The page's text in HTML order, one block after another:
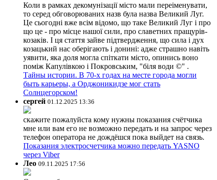
Коли в рамках декомунізації місто мали переіменувати,
то серед обговорюваних назв була назва Великий Луг.
Це сьогодні вже всім відомо, що таке Великий Луг і про
що це - про місце нашої сили, про славетних пращурів-
козаків. І ця стаття зайве підтвердження, що сила і дух
козацький нас оберігають і донині: адже страшно навіть
уявити, яка доля могла спіткати місто, опинись воно
поміж Капулівкою і Покровським, "біля води ©" .
Тайны истории. В 70-х годах на месте города могли
быть карьеры, а Орджоникидзе мог стать
Солнцегорском!
сергей 01.12.2025 13:36
скажите пожалуйста кому нужны показания счётчика
мне или вам его не возможно передать и на запрос через
телефон оператора не дождёшся пока выйдет на связь.
Показания электросчетчика можно передать YASNO
через Viber
Лео 09.11.2025 17:56